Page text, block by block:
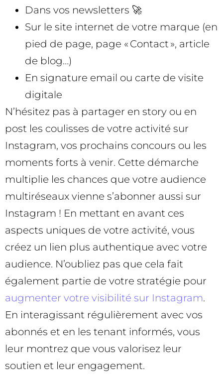
Dans vos newsletters 🚀
Sur le site internet de votre marque (en
pied de page, page « Contact », article
de blog…)
En signature email ou carte de visite
digitale
N’hésitez pas à partager en story ou en
post les coulisses de votre activité sur
Instagram, vos prochains concours ou les
moments forts à venir. Cette démarche
multiplie les chances que votre audience
multiréseaux vienne s’abonner aussi sur
Instagram ! En mettant en avant ces
aspects uniques de votre activité, vous
créez un lien plus authentique avec votre
audience. N’oubliez pas que cela fait
également partie de votre stratégie pour
augmenter votre visibilité sur Instagram.
En interagissant régulièrement avec vos
abonnés et en les tenant informés, vous
leur montrez que vous valorisez leur
soutien et leur engagement.